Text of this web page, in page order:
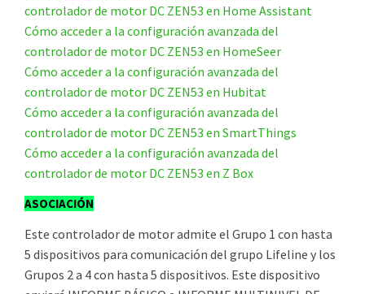
controlador de motor DC ZEN53 en Home Assistant
Cómo acceder a la configuración avanzada del
controlador de motor DC ZEN53 en HomeSeer
Cómo acceder a la configuración avanzada del
controlador de motor DC ZEN53 en Hubitat
Cómo acceder a la configuración avanzada del
controlador de motor DC ZEN53 en SmartThings
Cómo acceder a la configuración avanzada del
controlador de motor DC ZEN53 en Z Box
ASOCIACIÓN
Este controlador de motor admite el Grupo 1 con hasta
5 dispositivos para comunicación del grupo Lifeline y los
Grupos 2 a 4 con hasta 5 dispositivos. Este dispositivo